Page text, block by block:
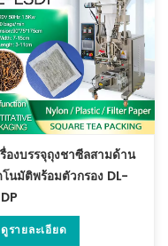
องบรรจุถุงชาซีลสามด้าน
นมัติพร้อมตัวกรอง DL-
ดูรายละเอียด